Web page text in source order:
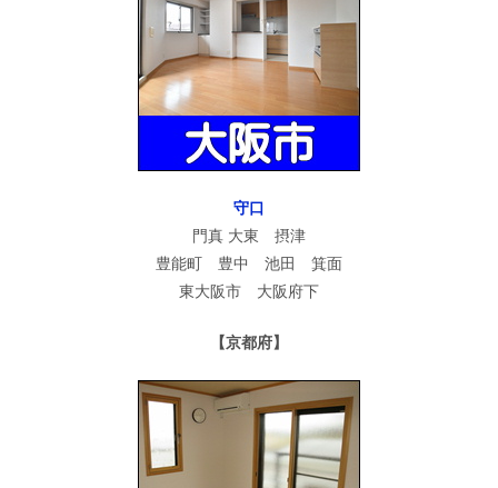
守口
門真 大東 摂津
豊能町 豊中 池田 箕面
東大阪市 大阪府下
【京都府】